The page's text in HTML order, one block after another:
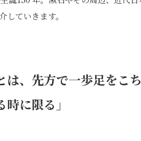
していきます。
は、先方で一歩足をこ
に限る」